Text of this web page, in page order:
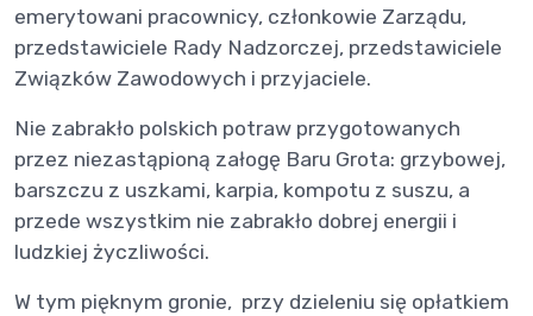
emerytowani pracownicy, członkowie Zarządu,
przedstawiciele Rady Nadzorczej, przedstawiciele
Związków Zawodowych i przyjaciele.
Nie zabrakło polskich potraw przygotowanych
przez niezastąpioną załogę Baru Grota: grzybowej,
barszczu z uszkami, karpia, kompotu z suszu, a
przede wszystkim nie zabrakło dobrej energii i
ludzkiej życzliwości.
W tym pięknym gronie, przy dzieleniu się opłatkiem